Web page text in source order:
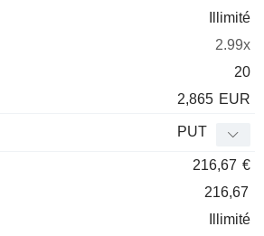
Illimité
2.99x
20
2,865 EUR
PUT
216,67 €
216,67
Illimité